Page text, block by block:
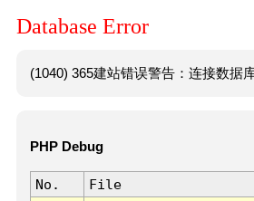
Database Error
(1040) 365建站错误警告：连接数据
PHP Debug
No. File